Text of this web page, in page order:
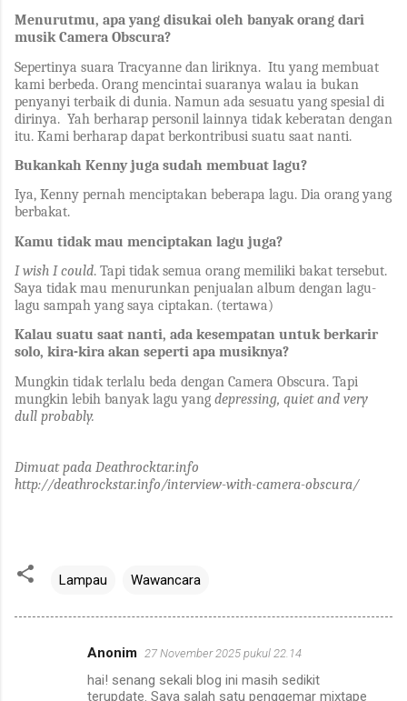
Menurutmu, apa yang disukai oleh banyak orang dari
musik Camera Obscura?
Sepertinya suara Tracyanne dan liriknya. Itu yang membuat
kami berbeda. Orang mencintai suaranya walau ia bukan
penyanyi terbaik di dunia. Namun ada sesuatu yang spesial di
dirinya. Yah berharap personil lainnya tidak keberatan dengan
itu. Kami berharap dapat berkontribusi suatu saat nanti.
Bukankah Kenny juga sudah membuat lagu?
Iya, Kenny pernah menciptakan beberapa lagu. Dia orang yang
berbakat.
Kamu tidak mau menciptakan lagu juga?
I wish I could. Tapi tidak semua orang memiliki bakat tersebut.
Saya tidak mau menurunkan penjualan album dengan lagu-
lagu sampah yang saya ciptakan. (tertawa)
Kalau suatu saat nanti, ada kesempatan untuk berkarir
solo, kira-kira akan seperti apa musiknya?
Mungkin tidak terlalu beda dengan Camera Obscura. Tapi
mungkin lebih banyak lagu yang depressing, quiet and very
dull probably.
Dimuat pada Deathrocktar.info
http://deathrockstar.info/interview-with-camera-obscura/
Lampau Wawancara
Anonim 27 November 2025 pukul 22.14
hai! senang sekali blog ini masih sedikit
terupdate. Saya salah satu penggemar mixtape